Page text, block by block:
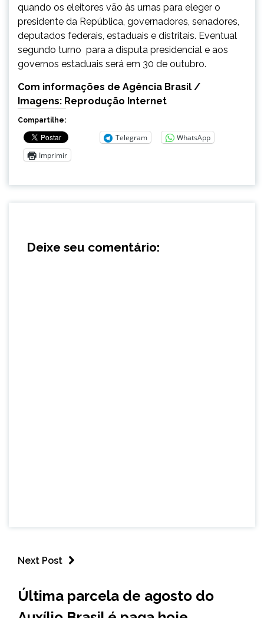
quando os eleitores vão às urnas para eleger o
presidente da República, governadores, senadores,
deputados federais, estaduais e distritais. Eventual
segundo turno para a disputa presidencial e aos
governos estaduais será em 30 de outubro.
Com informações de Agência Brasil /
Imagens: Reprodução Internet
Compartilhe:
Telegram
WhatsApp
Imprimir
Deixe seu comentário:
Next Post
NOTÍCIAS
Última parcela de agosto do